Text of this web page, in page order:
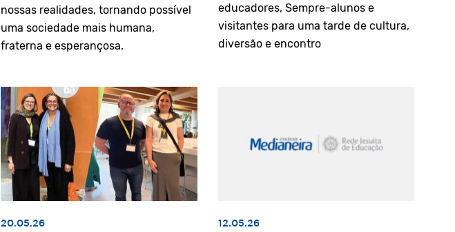
nossas realidades, tornando possível
uma sociedade mais humana,
fraterna e esperançosa.
educadores, Sempre-alunos e
visitantes para uma tarde de cultura,
diversão e encontro
20.05.26 12.05.26